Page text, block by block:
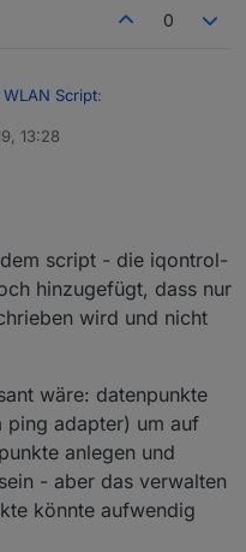
0
Script:
an welchen
Nacht leider nicht mehr
ich leider auch nicht zu
noch etwas Zeit.
13:28
script - die iqontrol-
hinzugefügt, dass nur
wird und nicht
wäre: datenpunkte
ping adapter) um auf
anlegen und
- aber das verwalten
könnte aufwendig